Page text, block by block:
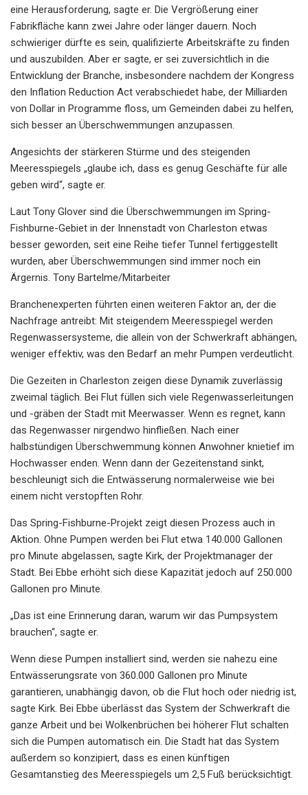
eine Herausforderung, sagte er. Die Vergrößerung einer
Fabrikfläche kann zwei Jahre oder länger dauern. Noch
schwieriger dürfte es sein, qualifizierte Arbeitskräfte zu finden
und auszubilden. Aber er sagte, er sei zuversichtlich in die
Entwicklung der Branche, insbesondere nachdem der Kongress
den Inflation Reduction Act verabschiedet habe, der Milliarden
von Dollar in Programme floss, um Gemeinden dabei zu helfen,
sich besser an Überschwemmungen anzupassen.
Angesichts der stärkeren Stürme und des steigenden
Meeresspiegels „glaube ich, dass es genug Geschäfte für alle
geben wird“, sagte er.
Laut Tony Glover sind die Überschwemmungen im Spring-
Fishburne-Gebiet in der Innenstadt von Charleston etwas
besser geworden, seit eine Reihe tiefer Tunnel fertiggestellt
wurden, aber Überschwemmungen sind immer noch ein
Ärgernis. Tony Bartelme/Mitarbeiter
Branchenexperten führten einen weiteren Faktor an, der die
Nachfrage antreibt: Mit steigendem Meeresspiegel werden
Regenwassersysteme, die allein von der Schwerkraft abhängen,
weniger effektiv, was den Bedarf an mehr Pumpen verdeutlicht.
Die Gezeiten in Charleston zeigen diese Dynamik zuverlässig
zweimal täglich. Bei Flut füllen sich viele Regenwasserleitungen
und -gräben der Stadt mit Meerwasser. Wenn es regnet, kann
das Regenwasser nirgendwo hinfließen. Nach einer
halbstündigen Überschwemmung können Anwohner knietief im
Hochwasser enden. Wenn dann der Gezeitenstand sinkt,
beschleunigt sich die Entwässerung normalerweise wie bei
einem nicht verstopften Rohr.
Das Spring-Fishburne-Projekt zeigt diesen Prozess auch in
Aktion. Ohne Pumpen werden bei Flut etwa 140.000 Gallonen
pro Minute abgelassen, sagte Kirk, der Projektmanager der
Stadt. Bei Ebbe erhöht sich diese Kapazität jedoch auf 250.000
Gallonen pro Minute.
„Das ist eine Erinnerung daran, warum wir das Pumpsystem
brauchen“, sagte er.
Wenn diese Pumpen installiert sind, werden sie nahezu eine
Entwässerungsrate von 360.000 Gallonen pro Minute
garantieren, unabhängig davon, ob die Flut hoch oder niedrig ist,
sagte Kirk. Bei Ebbe überlässt das System der Schwerkraft die
ganze Arbeit und bei Wolkenbrüchen bei höherer Flut schalten
sich die Pumpen automatisch ein. Die Stadt hat das System
außerdem so konzipiert, dass es einen künftigen
Gesamtanstieg des Meeresspiegels um 2,5 Fuß berücksichtigt.